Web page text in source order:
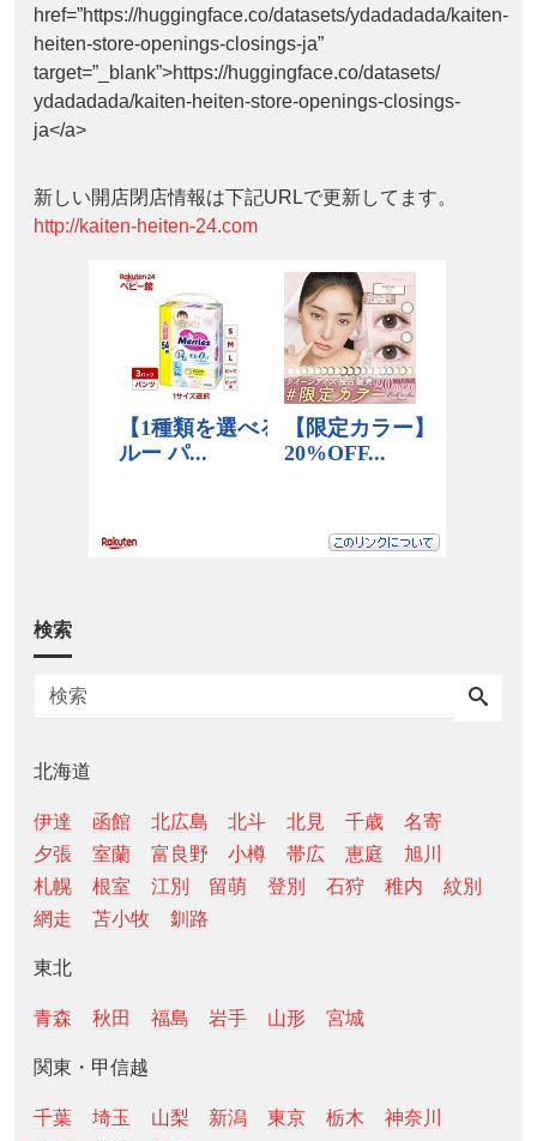
href=”https://huggingface.co/datasets/ydadadada/kaiten-
heiten-store-openings-closings-ja”
target=”_blank”>https://huggingface.co/datasets/
ydadadada/kaiten-heiten-store-openings-closings-
ja</a>
新しい開店閉店情報は下記URLで更新してます。
http://kaiten-heiten-24.com
検索
北海道
伊達 函館 北広島 北斗 北見 千歳
名寄
夕張
室蘭 富良野 小樽 帯広 恵庭
旭川
札幌
根室 江別 留萌 登別 石狩 稚内
紋別
網走
苫小牧 釧路
東北
青森 秋田 福島 岩手 山形 宮城
関東・甲信越
千葉 埼玉 山梨 新潟 東京 栃木
神奈川